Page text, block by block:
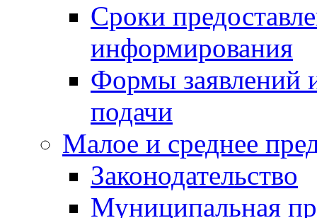
Сроки
информирования
Формы заявлений
подачи
Малое и среднее
Законодательство
Муниципальная